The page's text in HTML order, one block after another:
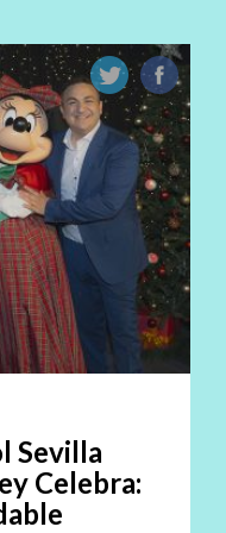
Sevilla
Celebra: